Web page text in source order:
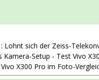
sich der Zeiss-
Setup - Test Vivo
X300 Pro im Foto-